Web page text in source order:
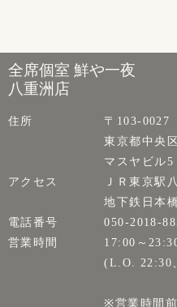
全席個室 鮮や一夜
八重洲店
住所
〒103-0027
東京都中央
マスヤビル
アクセス
ＪＲ東京駅
地下鉄日本
電話番号
050-2018-
営業時間
17:00～
(L.O. 22:30
※営業時間